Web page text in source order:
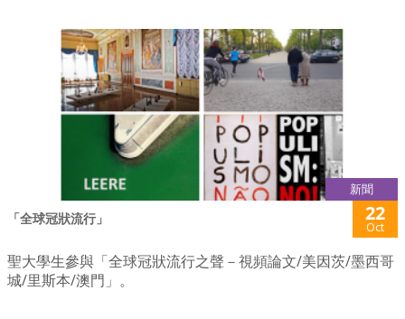
新聞
「全球冠狀流行」 22
Oct
聖大學生參與「全球冠狀流行之聲－視頻論文/美因茨/墨西哥
城/里斯本/澳門」。